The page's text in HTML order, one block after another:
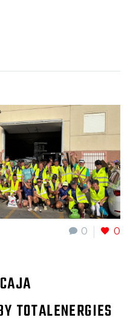
0 0
TOTALENERGIES